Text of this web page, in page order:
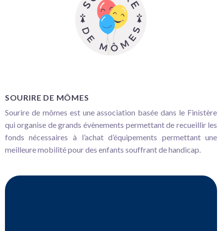
SOURIRE DE MÔMES
Sourire de mômes est une association basée dans le Finistère
qui organise de grands évènements permettant de recueillir les
fonds nécessaires à l’achat d’équipements permettant une
meilleure mobilité pour des enfants souffrant de handicap.